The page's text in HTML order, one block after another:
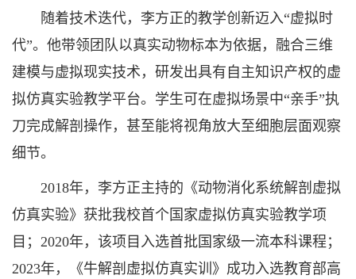
随着技术迭代，李方正的教学创新迈入“虚拟时
代”。他带领团队以真实动物标本为依据，融合三维
建模与虚拟现实技术，研发出具有自主知识产权的虚
拟仿真实验教学平台。学生可在虚拟场景中“亲手”执
刀完成解剖操作，甚至能将视角放大至细胞层面观察
细节。
2018年，李方正主持的《动物消化系统解剖虚拟
仿真实验》获批我校首个国家虚拟仿真实验教学项
目；2020年，该项目入选首批国家级一流本科课程；
2023年，《牛解剖虚拟仿真实训》成功入选教育部高